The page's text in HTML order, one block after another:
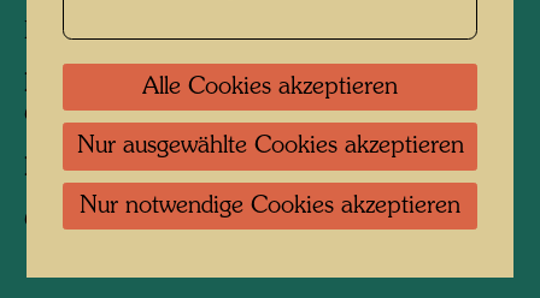
Kaurinui Valley, Neuseeland, 1976
Personen am Foto:Jim Cottier, Jennifer
Cottier
Fotograf:Unbekannt Unknown
Copyright: Hundertwasser Archiv
Alle Cookies akzeptieren
Nur ausgewählte Cookies akzeptieren
Nur notwendige Cookies akzeptieren